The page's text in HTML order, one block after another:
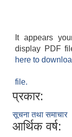
It appears
display PDF
here to
file.
प्रकार:
सूचना तथा समाचार
आर्थिक वर्ष: